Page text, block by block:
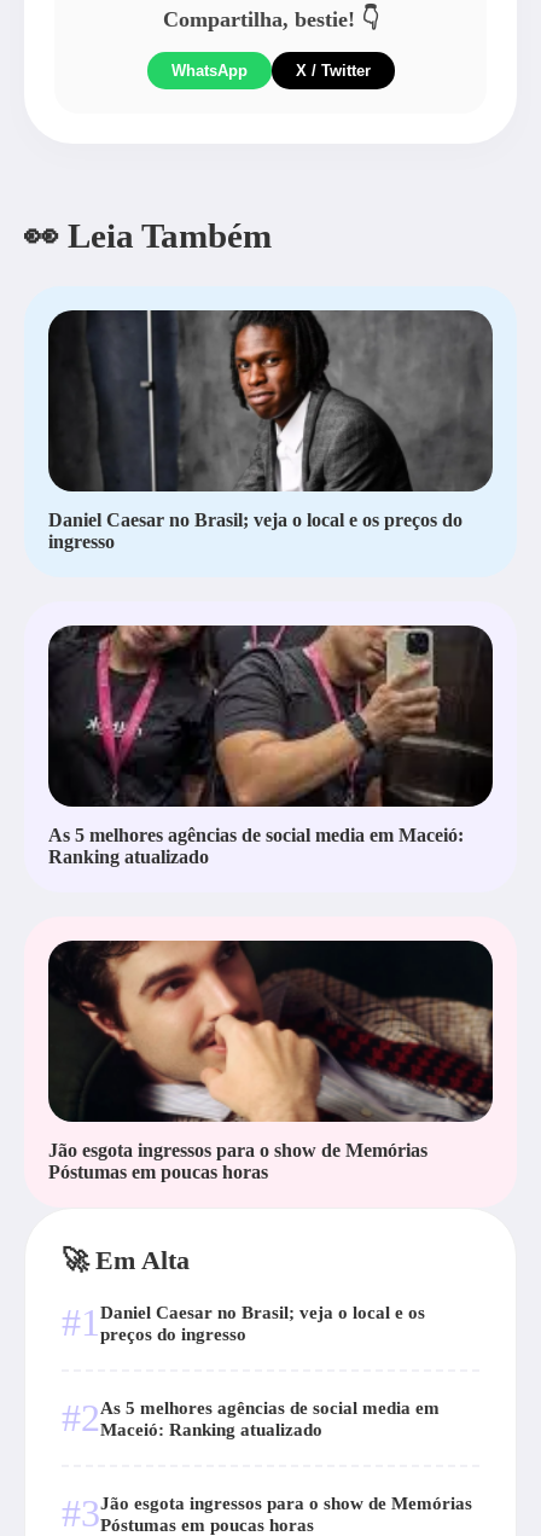
Compartilha, bestie! 👇
WhatsApp X / Twitter
👀 Leia Também
Daniel Caesar no Brasil; veja o local e os preços do
ingresso
As 5 melhores agências de social media em Maceió:
Ranking atualizado
Jão esgota ingressos para o show de Memórias
Póstumas em poucas horas
🚀 Em Alta
#1 Daniel Caesar no Brasil; veja o local e os
preços do ingresso
#2As 5 melhores agências de social media em
Maceió: Ranking atualizado
#3Jão esgota ingressos para o show de Memórias
Póstumas em poucas horas